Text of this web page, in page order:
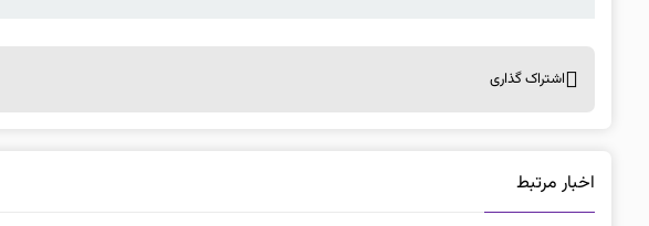
اشتراک گذاری
اخبار مرتبط